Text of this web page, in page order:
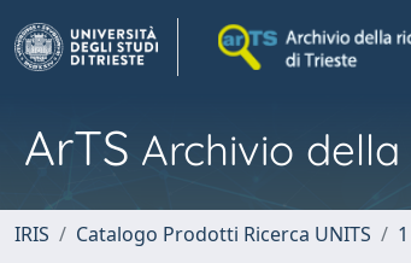
ArTS Archivio
IRIS Catalogo Prodotti Ricerca UNITS